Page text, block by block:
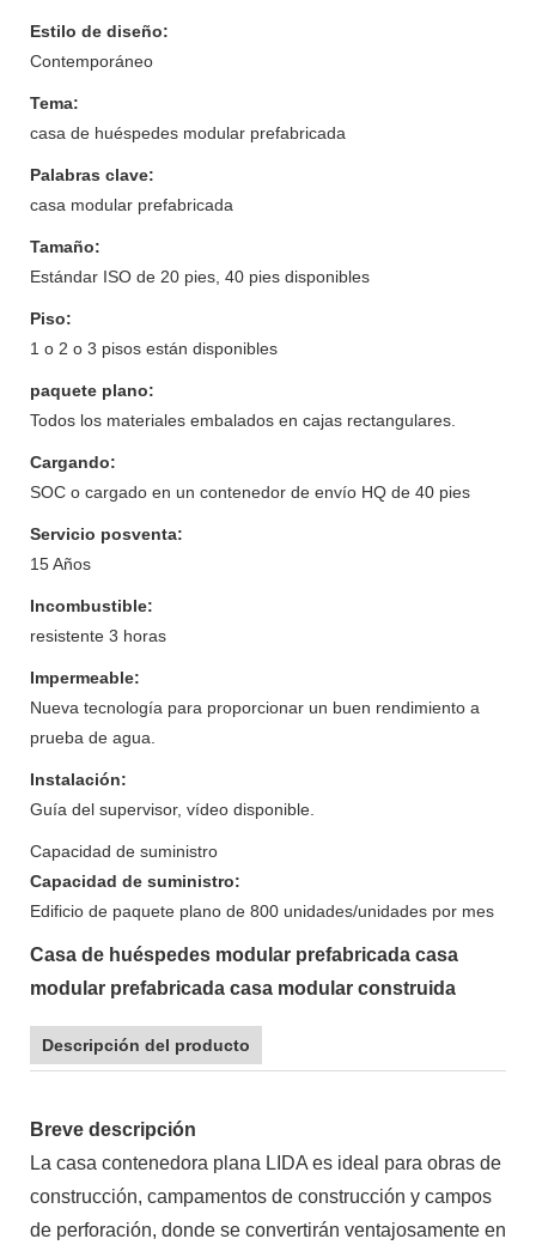
Estilo de diseño:
Contemporáneo
Tema:
casa de huéspedes modular prefabricada
Palabras clave:
casa modular prefabricada
Tamaño:
Estándar ISO de 20 pies, 40 pies disponibles
Piso:
1 o 2 o 3 pisos están disponibles
paquete plano:
Todos los materiales embalados en cajas rectangulares.
Cargando:
SOC o cargado en un contenedor de envío HQ de 40 pies
Servicio posventa:
15 Años
Incombustible:
resistente 3 horas
Impermeable:
Nueva tecnología para proporcionar un buen rendimiento a
prueba de agua.
Instalación:
Guía del supervisor, vídeo disponible.
Capacidad de suministro
Capacidad de suministro:
Edificio de paquete plano de 800 unidades/unidades por mes
Casa de huéspedes modular prefabricada casa
modular prefabricada casa modular construida
Descripción del producto
Breve descripción
La casa contenedora plana LIDA es ideal para obras de
construcción, campamentos de construcción y campos
de perforación, donde se convertirán ventajosamente en